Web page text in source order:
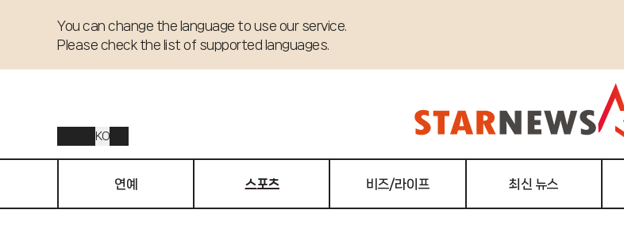
You can change the language to use our service.
Please check the list of supported languages.
KO
연예 스포츠 비즈/라이프 최신 뉴스